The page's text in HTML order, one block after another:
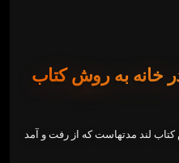
خانه به روش کتاب
کتاب لند مدتهاست که از رفت و آمد